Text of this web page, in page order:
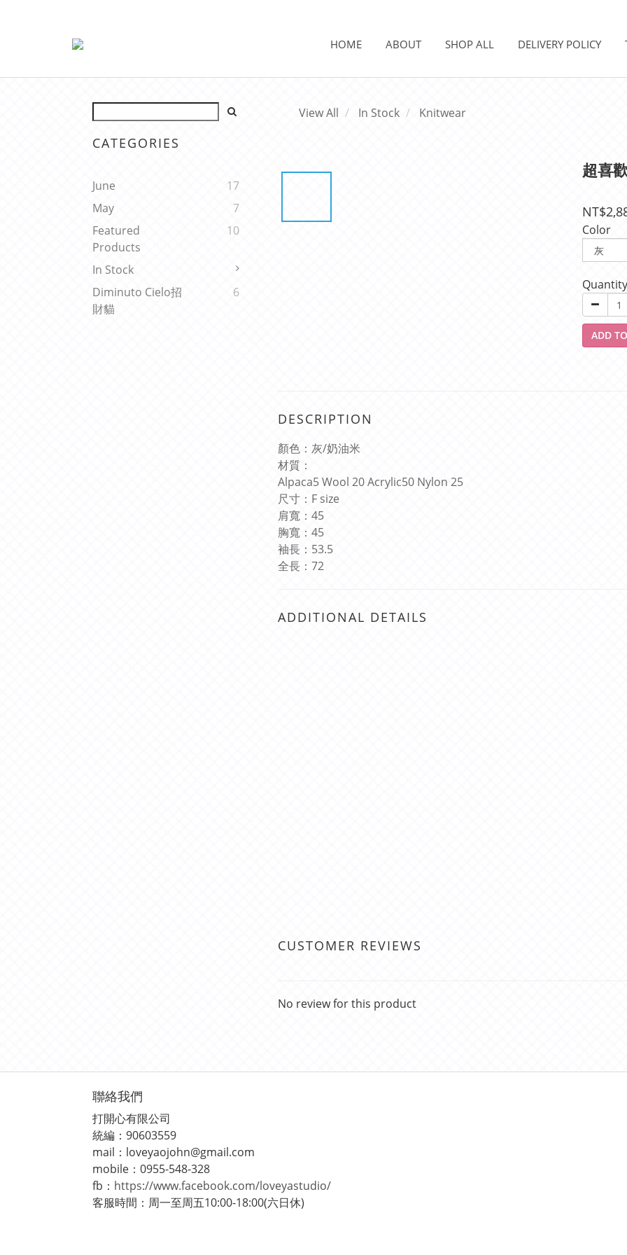
HOME ABOUT SHOP ALL DELIVERY POLICY
CATEGORIES
June
17
May
7
Featured
Products
10
In Stock
Diminuto Cielo招
財貓
6
View All In Stock Knitwear
超喜
Color
Quantity
ADD
DESCRIPTION
顏色：灰/奶油米
材質：
Alpaca5 Wool 20 Acrylic50 Nylon 25
尺寸： F size
肩寬： 45
胸寬： 45
袖長： 53.5
全長： 72
ADDITIONAL DETAILS
CUSTOMER REVIEWS
No review for this product
聯絡我們
打開心有限公司
統編：90603559
mail：loveyaojohn@gmail.com
mobile：0955-548-328
fb： https://www.facebook.com/loveyastudio/
客服時間：周一至周五10:00-18:00(六日休)